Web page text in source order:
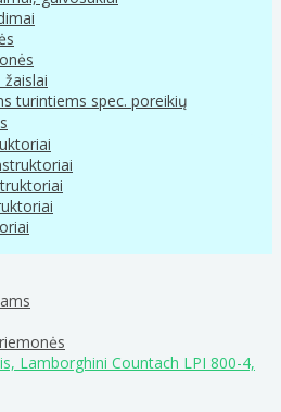
turintiems spec. poreikių
Lamborghini Countach LPI 800-4,